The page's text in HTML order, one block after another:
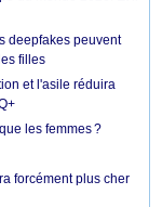
deepfakes peuvent
filles
et l'asile réduira
les femmes ?
forcément plus cher